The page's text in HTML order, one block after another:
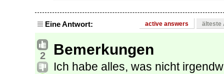
Eine Antwort: active answers älteste
2 Bemerkungen
Ich habe alles, was nicht